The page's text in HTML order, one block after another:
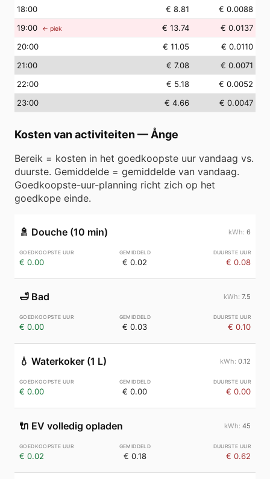
18:00 € 8.81
€ 0.0088
19:00 ← piek € 13.74
€ 0.0137
20:00 € 11.05
€ 0.0110
21:00 € 7.08
€ 0.0071
22:00 € 5.18
€ 0.0052
23:00 € 4.66 € 0.0047
Kosten van activiteiten — Ånge
Bereik = kosten in het goedkoopste uur vandaag vs.
duurste. Gemiddelde = gemiddelde van vandaag.
Goedkoopste-uur-planning richt zich op het
goedkope einde.
🚿 Douche (10 min) 6
€ 0.00 € 0.02 € 0.08
🛁 Bad 7.5
€ 0.00 € 0.03 € 0.10
💧 Waterkoker (1 L) 0.12
€ 0.00 € 0.00 € 0.00
🔌 EV volledig opladen 45
€ 0.02 € 0.18 € 0.62